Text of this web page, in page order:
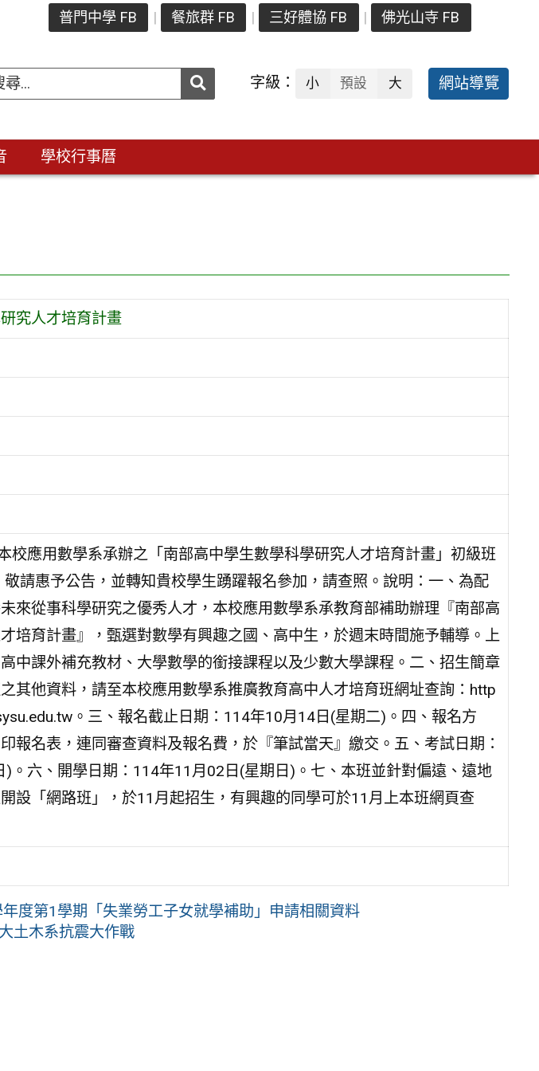
普門中學 FB 餐旅群 FB 三好體協 FB 佛光山寺 FB
送出 字級： 小 預設 大 網站導覽
學校行事曆
究人才培育計畫
校應用數學系承辦之「南部高中學生數學科學研究人才培育計畫」初級班
請惠予公告，並轉知貴校學生踴躍報名參加，請查照。說明：一、為配
來從事科學研究之優秀人才，本校應用數學系承教育部補助辦理『南部高
培育計畫』，甄選對數學有興趣之國、高中生，於週末時間施予輔導。上
中課外補充教材、大學數學的銜接課程以及少數大學課程。二、招生簡章
其他資料，請至本校應用數學系推廣教育高中人才培育班網址查詢：http
。三、報名截止日期：114年10月14日(星期二)。四、報名方
報名表，連同審查資料及報名費，於『筆試當天』繳交。五、考試日期：
。六、開學日期：114年11月02日(星期日)。七、本班並針對偏遠、遠地
設「網路班」，於11月起招生，有興趣的同學可於11月上本班網頁查
度第1學期「失業勞工子女就學補助」申請相關資料
土木系抗震大作戰